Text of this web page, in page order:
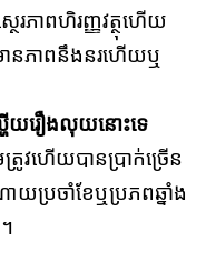
រភាពហិរញ្ញវត្ថុហើយ
ានភាពនឹងនរហើយឬ
យរឿងលុយនោះទេ
រូវហើយបានប្រាក់ច្រើន
ប្រចាំខែឬប្រភពឆ្នាំង